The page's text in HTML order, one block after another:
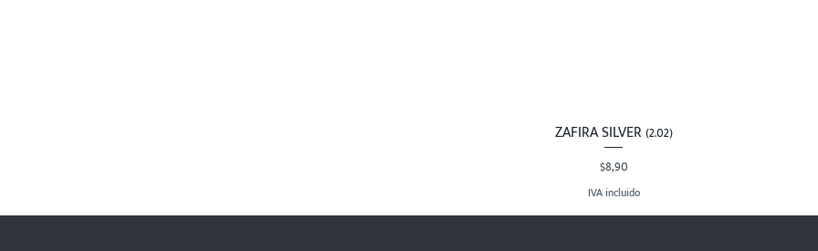
Vista rápida
ZAFIRA SILVER (2.02)
Precio
$8,90
IVA incluido